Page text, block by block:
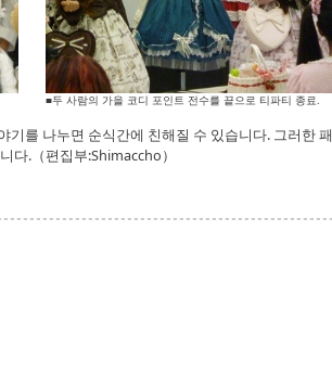
■두 사람의 가을 코디 포인트 전수를 끝으로 티파티 종료.
기를 나누면 순식간에 친해질 수 있습니다. 그러한 패
다.（편집부:Shimaccho）